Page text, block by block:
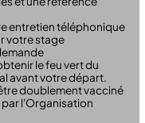
entretien téléphonique
votre stage
le feu vert du
avant votre départ.
doublement vacciné
l'Organisation